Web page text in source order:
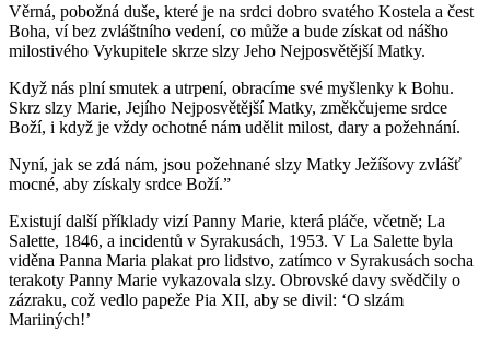
Věrná, pobožná duše, které je na srdci dobro svatého Kostela a čest
Boha, ví bez zvláštního vedení, co může a bude získat od nášho
milostivého Vykupitele skrze slzy Jeho Nejposvětější Matky.
Když nás plní smutek a utrpení, obracíme své myšlenky k Bohu.
Skrz slzy Marie, Jejího Nejposvětější Matky, změkčujeme srdce
Boží, i když je vždy ochotné nám udělit milost, dary a požehnání.
Nyní, jak se zdá nám, jsou požehnané slzy Matky Ježíšovy zvlášť
mocné, aby získaly srdce Boží.”
Existují další příklady vizí Panny Marie, která pláče, včetně; La
Salette, 1846, a incidentů v Syrakusách, 1953. V La Salette byla
viděna Panna Maria plakat pro lidstvo, zatímco v Syrakusách socha
terakoty Panny Marie vykazovala slzy. Obrovské davy svědčily o
zázraku, což vedlo papeže Pia XII, aby se divil: ‘O slzám
Mariiných!’